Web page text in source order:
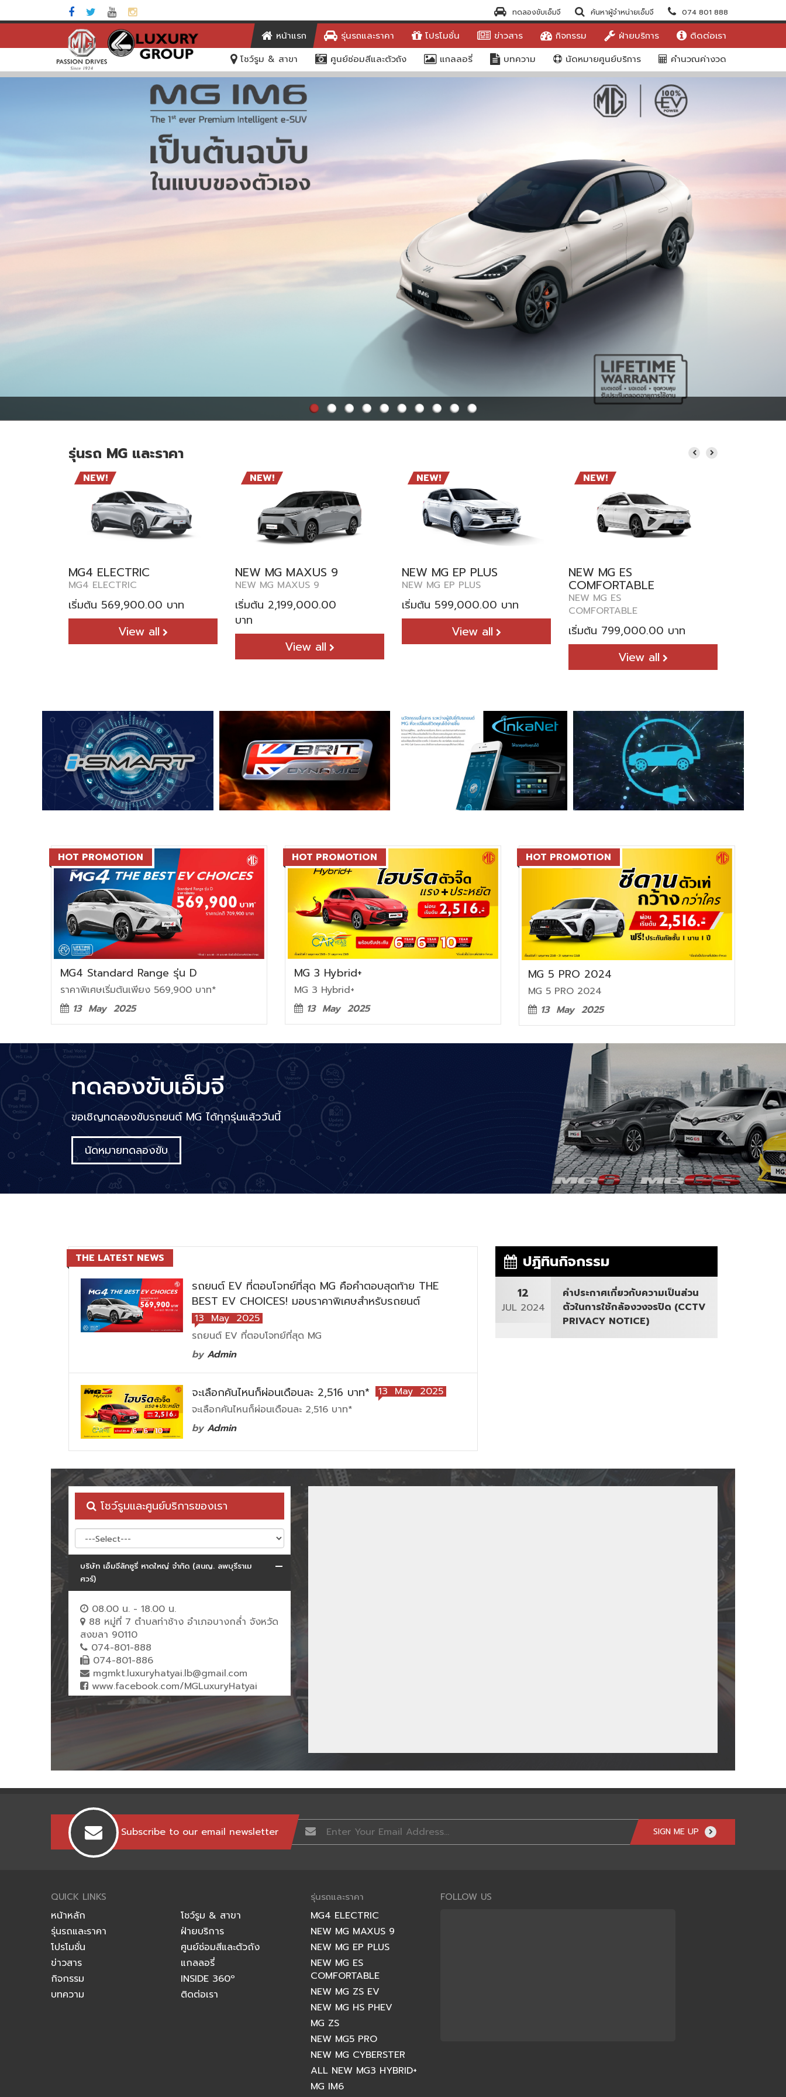
ทดลองขับเอ็มจี ค้นหาผู้จำหน่ายเอ็มจี 074 801 888
ติดต่อเรา
ฝ่ายบริการ
กิจกรรม
ข่าวสาร
โปรโมชั่น
รุ่นรถและราคา
หน้าแรก
คำนวณค่างวด
นัดหมายศูนย์บริการ
บทความ
แกลลอรี่
ศูนย์ซ่อมสีและตัวถัง
โชว์รูม & สาขา
รุ่นรถ MG และราคา
NEW!
MG4 ELECTRIC
MG4 ELECTRIC
เริ่มต้น 569,900.00 บาท
View all
NEW!
NEW MG MAXUS 9
NEW MG MAXUS 9
เริ่มต้น 2,199,000.00
บาท
View all
NEW!
NEW MG EP PLUS
NEW MG EP PLUS
เริ่มต้น 599,000.00 บาท
View all
NEW!
NEW MG ES
COMFORTABLE
NEW MG ES
COMFORTABLE
เริ่มต้น 799,000.00 บาท
View all
HOT PROMOTION
MG4 Standard Range รุ่น D
ราคาพิเศษเริ่มต้นเพียง 569,900 บาท*
13 May 2025
HOT PROMOTION
MG 3 Hybrid+
MG 3 Hybrid+
13 May 2025
HOT PROMOTION
MG 5 PRO 2024
MG 5 PRO 2024
13 May 2025
ทดลองขับเอ็มจี
ขอเชิญทดลองขับรถยนต์ MG ได้ทุกรุ่นแล้ววันนี้
นัดหมายทดลองขับ
THE LATEST NEWS
รถยนต์ EV ที่ตอบโจทย์ที่สุด MG คือคำตอบสุดท้าย THE
BEST EV CHOICES! มอบราคาพิเศษสำหรับรถยนต์
13 May 2025
รถยนต์ EV ที่ตอบโจทย์ที่สุด MG
byAdmin
จะเลือกคันไหนก็ผ่อนเดือนละ 2,516 บาท*
13 May 2025
จะเลือกคันไหนก็ผ่อนเดือนละ 2,516 บาท*
byAdmin
ปฎิทินกิจกรรม
12
JUL 2024
คำประกาศเกี่ยวกับความเป็นส่วน
ตัวในการใช้กล้องวงจรปิด (CCTV
PRIVACY NOTICE)
โชว์รูมและศูนย์บริการของเรา
บริษัท เอ็มจีลักซูรี่ หาดใหญ่ จำกัด (สนญ. ลพบุรีราเม
ศวร์)
08.00 น. - 18.00 น.
88 หมู่ที่ 7 ตำบลท่าช้าง อำเภอบางกล่ำ จังหวัด
สงขลา 90110
074-801-888
074-801-886
mgmkt.luxuryhatyai.lb@gmail.com
www.facebook.com/MGLuxuryHatyai
Subscribe to our email newsletter SIGN ME UP
QUICK LINKS
หน้าหลัก
รุ่นรถและราคา
โปรโมชั่น
ข่าวสาร
กิจกรรม
บทความ
โชว์รูม & สาขา
ฝ่ายบริการ
ศูนย์ซ่อมสีและตัวถัง
แกลลอรี่
INSIDE 360º
ติดต่อเรา
รุ่นรถและราคา
MG4 ELECTRIC
NEW MG MAXUS 9
NEW MG EP PLUS
NEW MG ES
COMFORTABLE
NEW MG ZS EV
NEW MG HS PHEV
MG ZS
NEW MG5 PRO
NEW MG CYBERSTER
ALL NEW MG3 HYBRID+
MG IM6
FOLLOW US